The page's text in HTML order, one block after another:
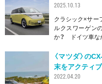
2025.10.13
クラシック×サー
ルクスワーゲン
か？ ドイツ車な
〈マツダ〉の
末をアクティ
2022.04.20